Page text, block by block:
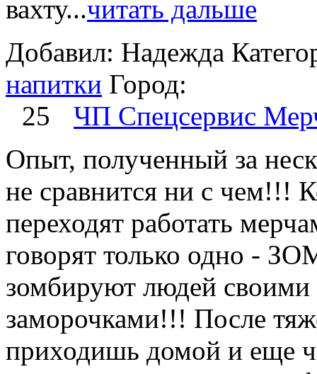
вахту...читать дальше
Добавил: Надежда
напитки Город:
25
ЧП Спецсервис
Опыт, полученный за
не сравнится ни с чем!!!
переходят работать
говорят только одно -
зомбируют людей
заморочками!!! После
приходишь домой и еще